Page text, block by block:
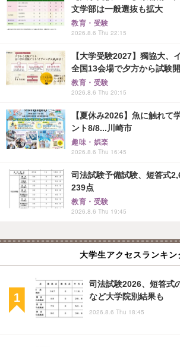
文学部は一般選抜も拡大
教育・受験
2026.8.6 Thu 22:15
【大学受験2027】獨協大、
全国13会場で夕方から試験
教育・受験
2026.8.6 Thu 20:15
【夏休み2026】魚に触れて
ント8/8...川崎市
趣味・娯楽
2026.8.6 Thu 16:45
司法試験予備試験、短答式
239点
教育・受験
2026.8.6 Thu 19:45
大学生アクセスランキン
司法試験2026、短答式
など大学院別結果も
2026.8.6 Thu 18:45